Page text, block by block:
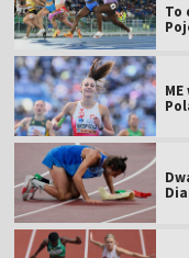
To